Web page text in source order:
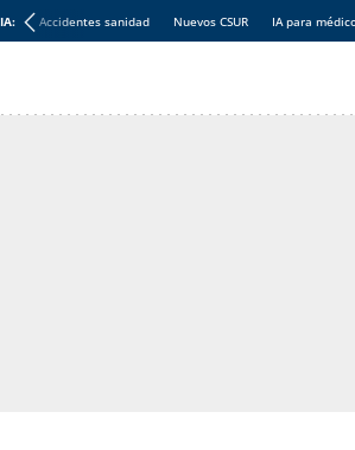
Accidentes sanidad Nuevos CSUR IA para